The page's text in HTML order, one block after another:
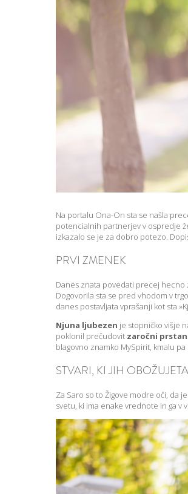
Na portalu Ona-On sta se našla
potencialnih partnerjev v ospredje
izkazalo se je za dobro potezo.
PRVI ZMENEK
Danes znata povedati precej
Dogovorila sta se pred vhodom v
danes postavljata vprašanji kot sta
Njuna ljubezen je stopničko višje
poklonil prečudovit zaročni prstan
blagovno znamko MySpirit, kmalu pa
STVARI, KI JIH
Za Saro so to Žigove modre oči, da
svetu, ki ima enake vrednote in ga v